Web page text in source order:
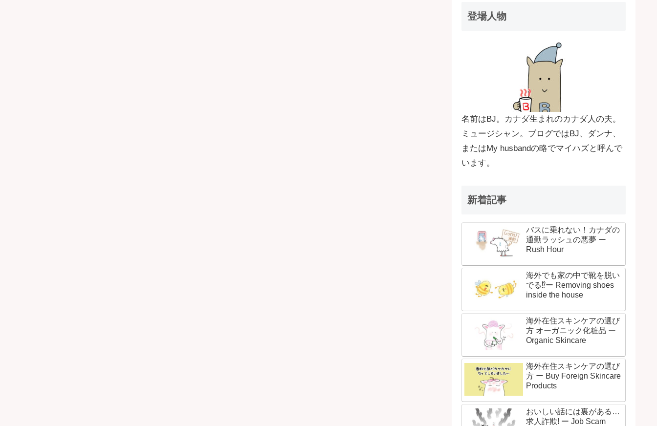
登場人物
名前はBJ。カナダ生まれのカナダ人の夫。
ミュージシャン。ブログではBJ、ダンナ、
またはMy husbandの略でマイハズと呼んで
います。
新着記事
バスに乗れない！カナダの
通勤ラッシュの悪夢 ー
Rush Hour
海外でも家の中で靴を脱い
でる⁉ー Removing shoes
inside the house
海外在住スキンケアの選び
方 オーガニック化粧品 ー
Organic Skincare
海外在住スキンケアの選び
方 ー Buy Foreign Skincare
Products
おいしい話には裏がある…
求人詐欺! ー Job Scam